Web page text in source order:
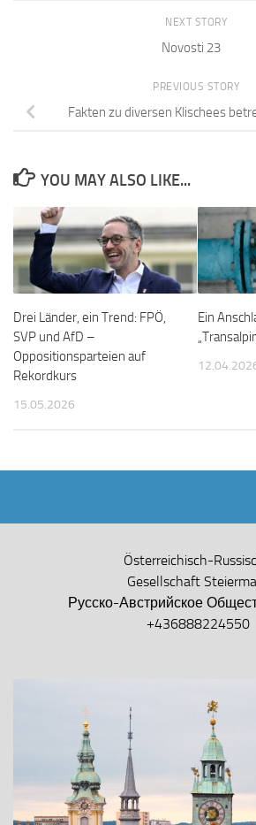
NEXT STORY
Novosti 23
PREVIOUS STORY
Fakten zu diversen Klischees
YOU MAY ALSO LIKE...
Drei Länder, ein Trend: FPÖ,
SVP und AfD –
Oppositionsparteien auf
Rekordkurs
15.05.2026
Ein
Österreichisch-
Gesellschaft
Русско-Австрийское
+436888224550